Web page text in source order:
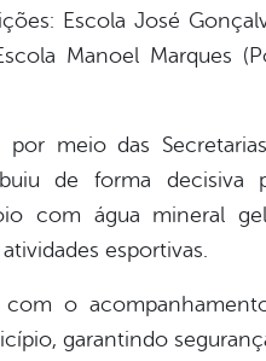
Escola José
Manoel Marques
meio das
de forma decisiva
com água mineral
esportivas.
o
garantindo